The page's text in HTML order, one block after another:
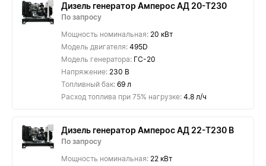
Дизель генератор Амперос АД 20-Т230
По запросу
Мощность номинальная: 20 кВт
Модель двигателя: 495D
Модель генератора: ГС-20
Напряжение: 230 В
Топливный бак: 69 л
Расход топлива при 75% нагрузке: 4.8 л/ч
Дизель генератор Амперос АД 22-Т230 B
По запросу
Мощность номинальная: 22 кВт